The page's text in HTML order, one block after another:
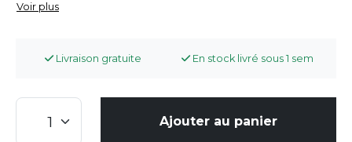
Voir plus
Livraison gratuite En stock livré sous 1 sem
Ajouter au panier